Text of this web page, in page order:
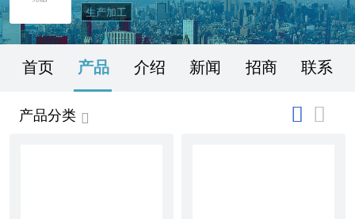
生产加工
首页 产品 介绍 新闻 招商 联系
产品分类